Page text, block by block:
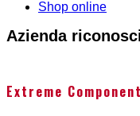
Shop online
Azienda
Extreme